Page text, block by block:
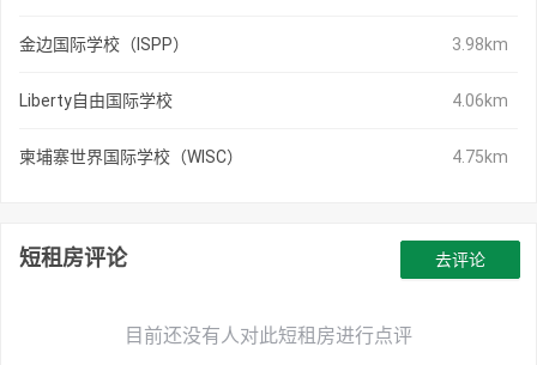
金边国际学校（ISPP） 3.98km
Liberty自由国际学校 4.06km
柬埔寨世界国际学校（WISC） 4.75km
短租房评论
目前还没有人对此短租房进行点评
去评论